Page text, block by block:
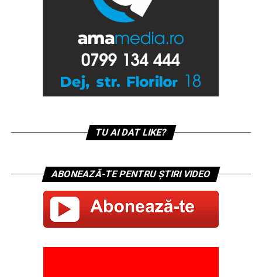
TU AI DAT LIKE?
ABONEAZĂ-TE PENTRU ȘTIRI VIDEO